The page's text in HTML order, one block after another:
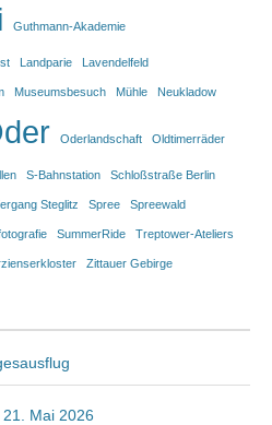
Guthmann-Akademie
Landparie Lavendelfeld
Museumsbesuch Mühle Neukladow
Oderlandschaft Oldtimerräder
S-Bahnstation Schloßstraße Berlin
Steglitz Spree Spreewald
SummerRide Treptower-Ateliers
Zittauer Gebirge
Mai 2026